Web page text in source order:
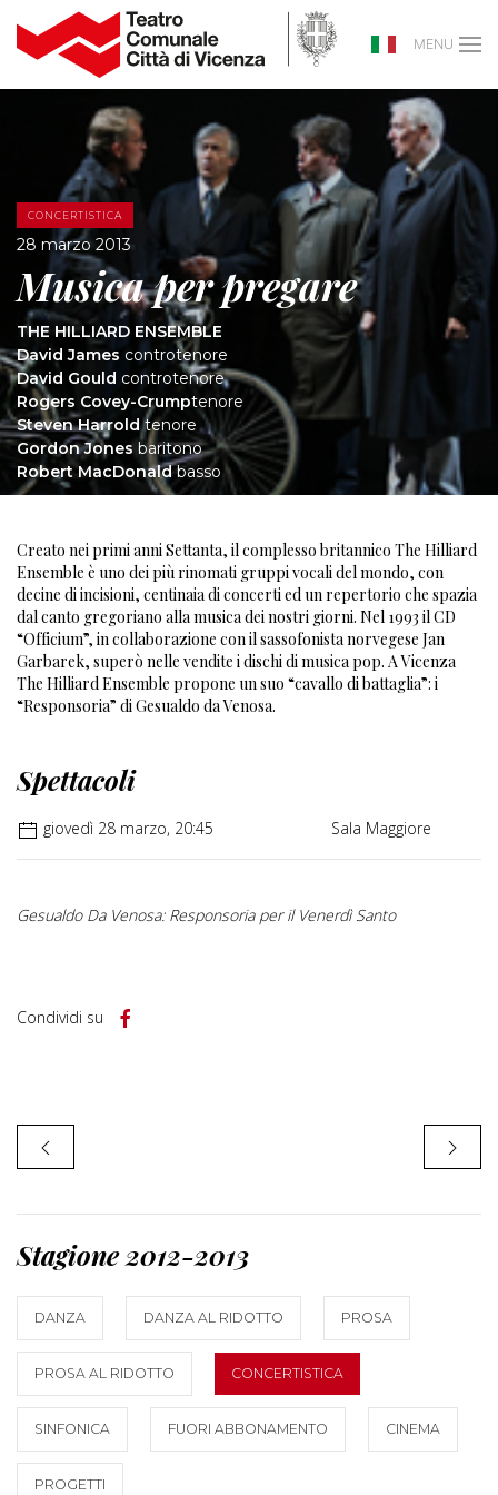
MENU
CONCERTISTICA
28 marzo 2013
Musica per pregare
THE HILLIARD ENSEMBLE
David James controtenore
David Gould controtenore
Rogers Covey-Crumptenore
Steven Harroldtenore
Gordon Jones baritono
Robert MacDonaldbasso
Creato nei primi anni Settanta, il complesso britannico The Hilliard
Ensemble è uno dei più rinomati gruppi vocali del mondo, con
decine di incisioni, centinaia di concerti ed un repertorio che spazia
dal canto gregoriano alla musica dei nostri giorni. Nel 1993 il CD
“Officium”, in collaborazione con il sassofonista norvegese Jan
Garbarek, superò nelle vendite i dischi di musica pop. A Vicenza
The Hilliard Ensemble propone un suo “cavallo di battaglia”: i
“Responsoria” di Gesualdo da Venosa.
Spettacoli
giovedì 28 marzo, 20:45 Sala Maggiore
Gesualdo Da Venosa: Responsoria per il Venerdì Santo
Condividi su
Stagione 2012-2013
DANZA DANZA AL RIDOTTO PROSA
PROSA AL RIDOTTO CONCERTISTICA
SINFONICA FUORI ABBONAMENTO CINEMA
PROGETTI